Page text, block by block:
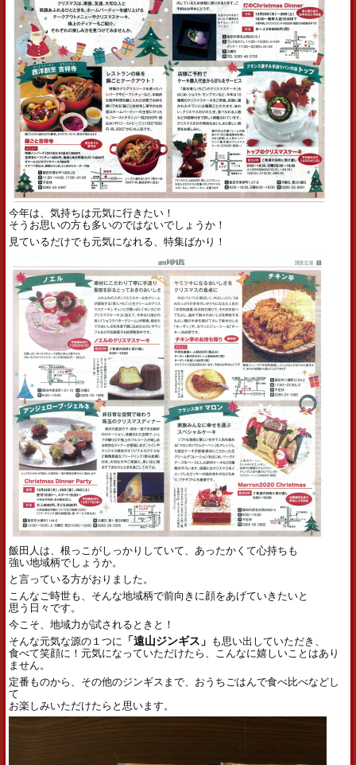
今年は、気持ちは元気に行きたい！
そうお思いの方も多いのではないでしょうか！
見ているだけでも元気になれる、特集ばかり！
飯田人は、根っこがしっかりしていて、あったかくて心持ちも
強い地域柄でしょうか。
と言っている方がおりました。
こんなご時世も、そんな地域柄で前向きに顔をあげていきたいと
思う日々です。
今こそ、地域力が試されるときと！
そんな元気な源の１つに
「遠山ジンギス」 も思い出していただき、
食べて笑顔に！元気になっていただけたら、こんなに嬉しいことはあり
ません。
定番ものから、その他のジンギスまで、おうちごはんで食べ比べなどし
て
お楽しみいただけたらと思います。